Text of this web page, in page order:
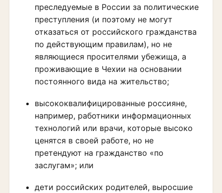
преследуемые в России за политические
преступления (и поэтому не могут
отказаться от российского гражданства
по действующим правилам), но не
являющиеся просителями убежища, а
проживающие в Чехии на основании
постоянного вида на жительство;
высококвалифицированные россияне,
например, работники информационных
технологий или врачи, которые высоко
ценятся в своей работе, но не
претендуют на гражданство «по
заслугам»; или
дети российских родителей, выросшие